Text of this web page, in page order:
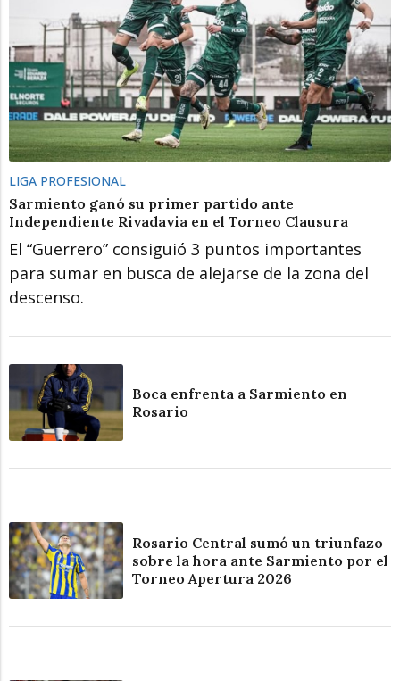
LIGA PROFESIONAL
Sarmiento ganó su primer partido ante
Independiente Rivadavia en el Torneo Clausura
El “Guerrero” consiguió 3 puntos importantes
para sumar en busca de alejarse de la zona del
descenso.
Boca enfrenta a Sarmiento en
Rosario
Rosario Central sumó un triunfazo
sobre la hora ante Sarmiento por el
Torneo Apertura 2026